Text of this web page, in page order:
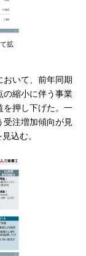
拡
いて、前年同期
の縮小に伴う事業
を押し下げた。一
受注増加傾向が見
込む。